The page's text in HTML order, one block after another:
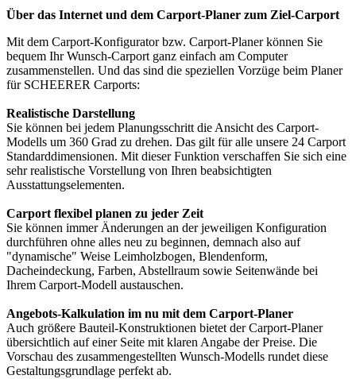
Über das Internet und dem Carport-Planer zum Ziel-Carport
Mit dem Carport-Konfiguratorbzw. Carport-Planerkönnen Sie
bequem Ihr Wunsch-Carport ganz einfach am Computer
zusammenstellen. Und das sind die speziellen Vorzüge beim Planer
für SCHEERER Carports:
Realistische Darstellung
Sie können bei jedem Planungsschritt die Ansicht des Carport-
Modells um 360 Grad zu drehen. Das gilt für alle unsere 24 Carport
Standarddimensionen. Mit dieser Funktion verschaffen Sie sich eine
sehr realistische Vorstellung von Ihren beabsichtigten
Ausstattungselementen.
Carport flexibel planen zu jeder Zeit
Sie können immer Änderungen an der jeweiligen Konfiguration
durchführen ohne alles neu zu beginnen, demnach also auf
"dynamische" Weise Leimholzbogen, Blendenform,
Dacheindeckung, Farben, Abstellraum sowie Seitenwände bei
Ihrem Carport-Modell austauschen.
Angebots-Kalkulation im nu mit dem Carport-Planer
Auch größere Bauteil-Konstruktionen bietet der Carport-Planer
übersichtlich auf einer Seite mit klaren Angabe der Preise. Die
Vorschau des zusammengestellten Wunsch-Modells rundet diese
Gestaltungsgrundlage perfekt ab.